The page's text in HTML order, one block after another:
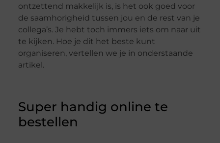
ontzettend makkelijk is, is het ook goed voor
de saamhorigheid tussen jou en de rest van je
collega’s. Je hebt toch immers iets om naar uit
te kijken. Hoe je dit het beste kunt
organiseren, vertellen we je in onderstaande
artikel.
Super handig online te
bestellen